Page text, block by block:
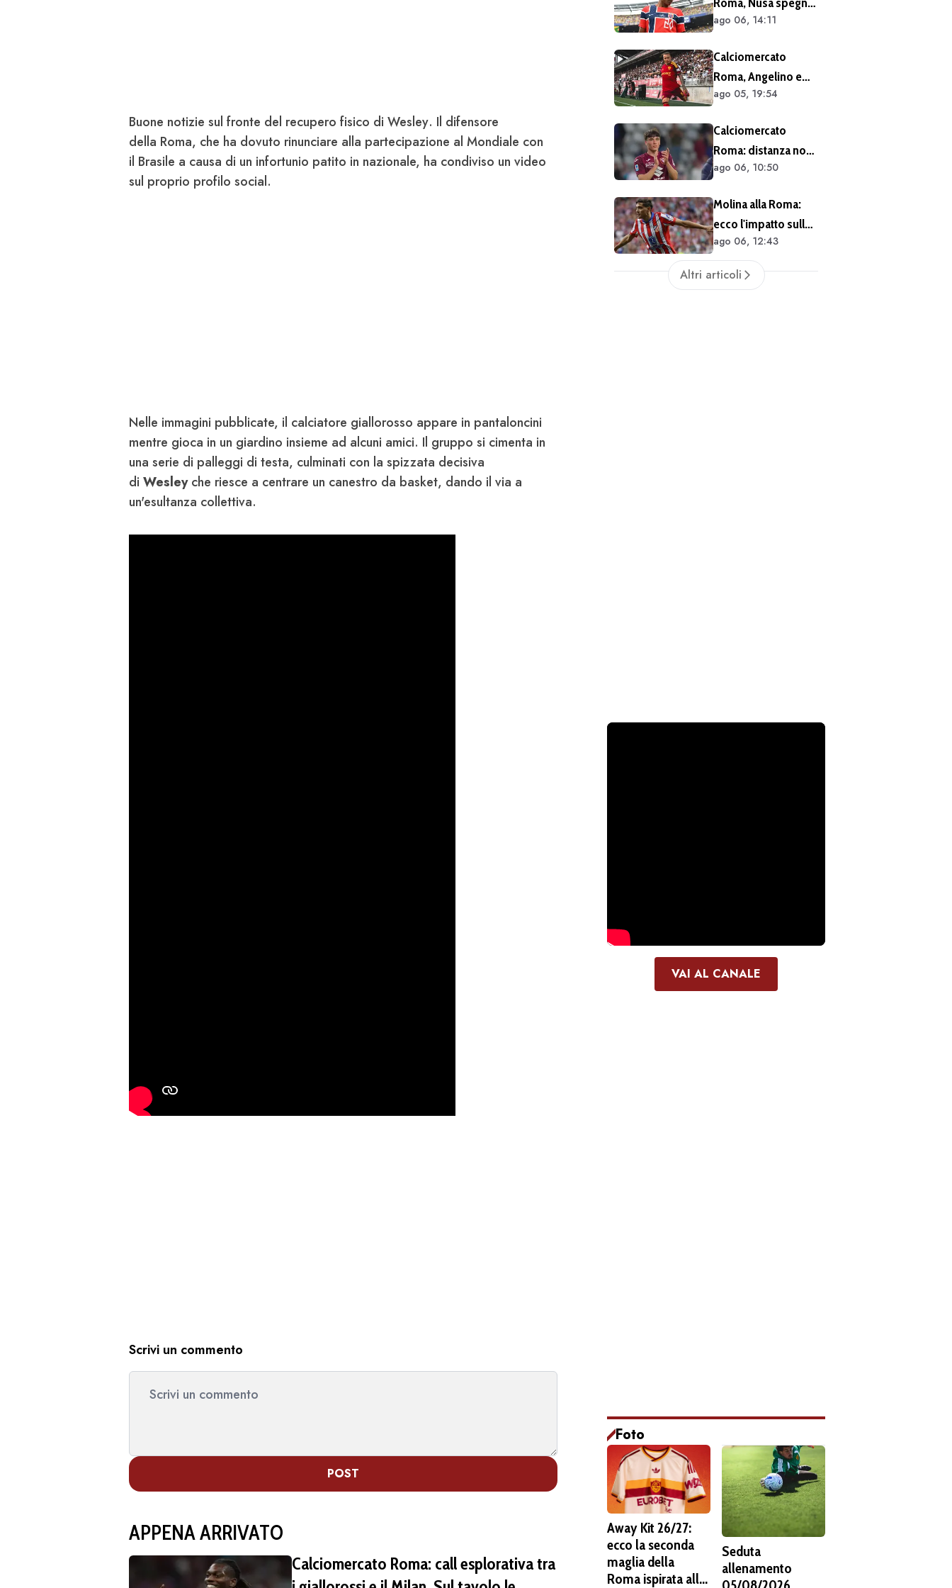
Buone notizie sul fronte del recupero fisico di Wesley. Il difensore
della Roma, che ha dovuto rinunciare alla partecipazione al Mondiale con
il Brasile a causa di un infortunio patito in nazionale, ha condiviso un video
sul proprio profilo social.
Nelle immagini pubblicate, il calciatore giallorosso appare in pantaloncini
mentre gioca in un giardino insieme ad alcuni amici. Il gruppo si cimenta in
una serie di palleggi di testa, culminati con la spizzata decisiva
di Wesleyche riesce a centrare un canestro da basket, dando il via a
un'esultanza collettiva.
Scrivi un commento
POST
APPENA ARRIVATO
Calciomercato Roma: call esplorativa tra
un solo anno
le voci sul futuro:
di lasciare il Lipsia. I
media possono
scrivere quello che
vogliono"
ago 06, 14:11
Calciomercato
Roma, Angelino e
Kumbulla salutano:
Spagna
ago 05, 19:54
Calciomercato
Roma: distanza non
siderale per
ago 06, 10:50
Molina alla Roma:
ecco l'impatto sulle
casse del club
ago 06, 12:43
Altri articoli
VAI AL CANALE
Foto
Away Kit 26/27:
ecco la seconda
maglia della
Roma ispirata alla
Seduta
allenamento